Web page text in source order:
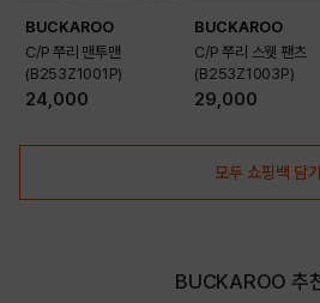
BUCKAROO
C/P 쭈리 맨투맨
(B253Z1001P)
24,000
BUCKAROO
C/P 쭈리 스웻 팬츠
(B253Z1003P)
29,000
모두 쇼핑백 담기
BUCKAROO 추